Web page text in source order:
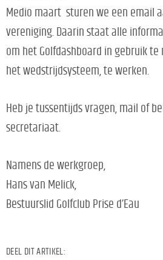
Medio maart sturen we een email
vereniging. Daarin staat alle
om het Golfdashboard in gebruik te
het wedstrijdsysteem, te werken.
Heb je tussentijds vragen, mail of
secretariaat.
Namens de werkgroep,
Hans van Melick,
Bestuurslid Golfclub Prise d’Eau
DEEL DIT ARTIKEL: